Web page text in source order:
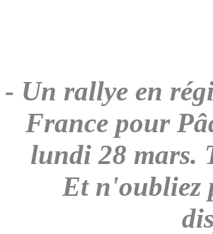
- Un rallye en
France pour
lundi 28 mars.
Et n'oubliez